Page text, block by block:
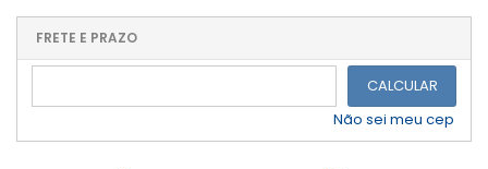
...
....
FRETE E PRAZO
CALCULAR
Não sei meu cep